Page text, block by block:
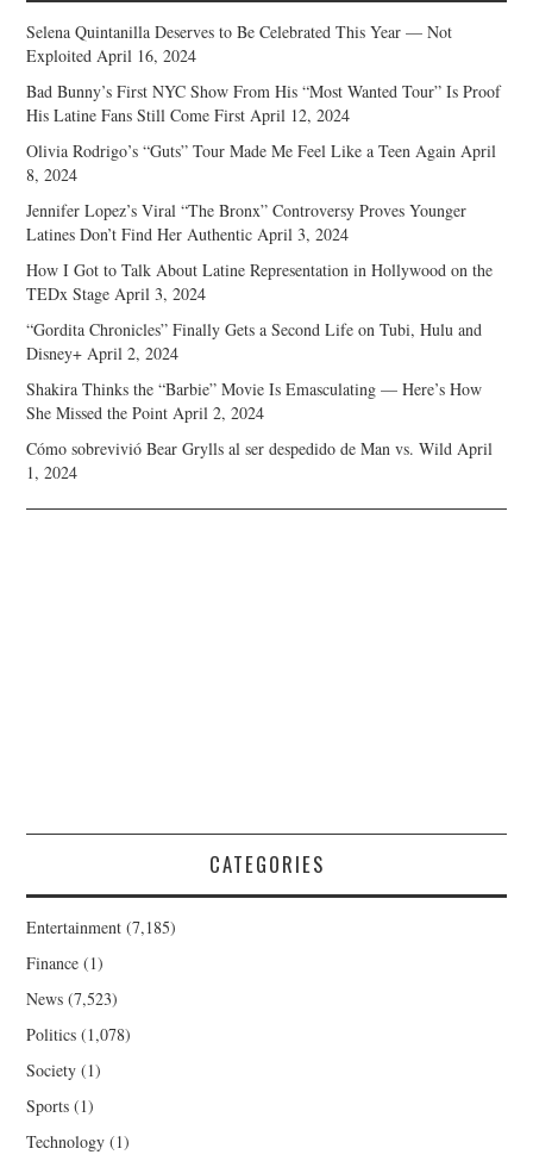
Selena Quintanilla Deserves to Be Celebrated This Year — Not
Exploited April 16, 2024
Bad Bunny’s First NYC Show From His “Most Wanted Tour” Is Proof
His Latine Fans Still Come First April 12, 2024
Olivia Rodrigo’s “Guts” Tour Made Me Feel Like a Teen Again April
8, 2024
Jennifer Lopez’s Viral “The Bronx” Controversy Proves Younger
Latines Don’t Find Her Authentic April 3, 2024
How I Got to Talk About Latine Representation in Hollywood on the
TEDx Stage April 3, 2024
“Gordita Chronicles” Finally Gets a Second Life on Tubi, Hulu and
Disney+ April 2, 2024
Shakira Thinks the “Barbie” Movie Is Emasculating — Here’s How
She Missed the Point April 2, 2024
Cómo sobrevivió Bear Grylls al ser despedido de Man vs. Wild April
1, 2024
CATEGORIES
Entertainment (7,185)
Finance (1)
News (7,523)
Politics (1,078)
Society (1)
Sports (1)
Technology (1)